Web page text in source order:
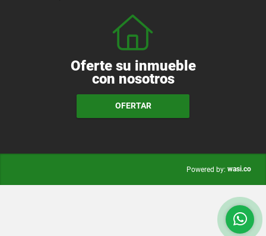
Oferte su inmueble
con nosotros
OFERTAR
Powered by: wasi.co